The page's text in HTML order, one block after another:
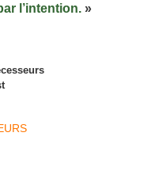
l’intention. »